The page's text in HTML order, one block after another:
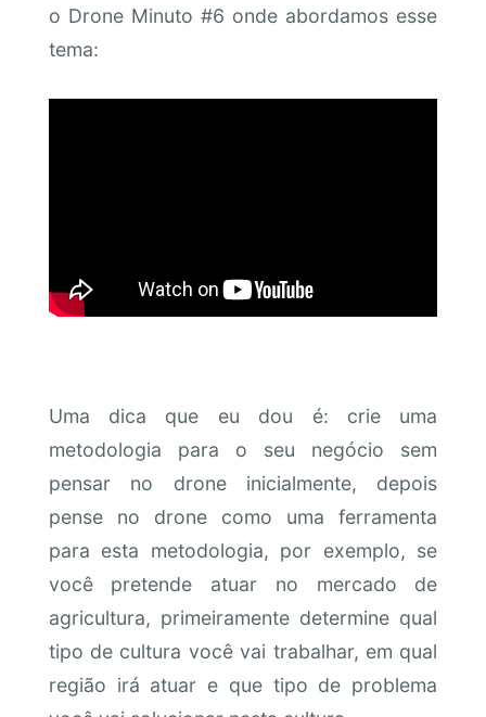
o Drone Minuto #6 onde abordamos esse
tema:
Uma dica que eu dou é: crie uma
metodologia para o seu negócio sem
pensar no drone inicialmente, depois
pense no drone como uma ferramenta
para esta metodologia, por exemplo, se
você pretende atuar no mercado de
agricultura, primeiramente determine qual
tipo de cultura você vai trabalhar, em qual
região irá atuar e que tipo de problema